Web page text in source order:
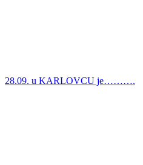
28.09. u KARLOVCU je……….